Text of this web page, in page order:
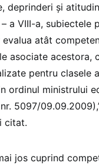
deprinderi și
a VIII-a, subiectele
evalua atât
asociate acestora,
pentru clasele
ordinul ministrului
5097/
citat.
jos cuprind